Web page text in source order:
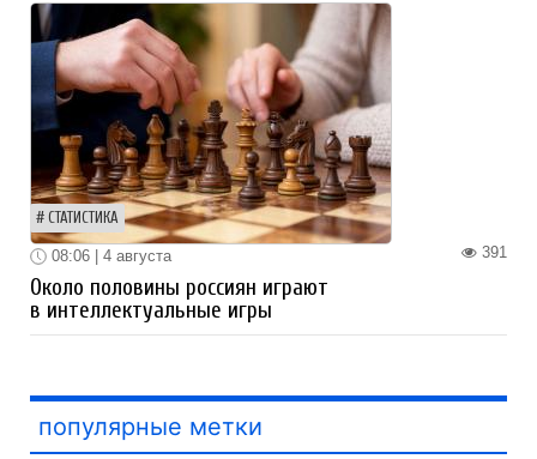
СТАТИСТИКА
391
08:06 | 4 августа
Около половины россиян играют
в интеллектуальные игры
популярные метки